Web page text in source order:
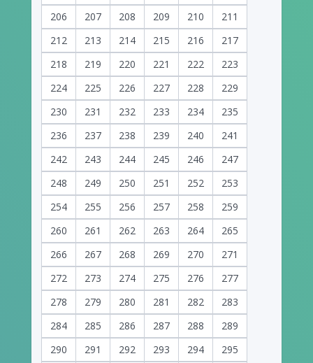
206
207 208 209 210
211
212
213 214 215 216
217
218
219 220 221 222
223
224
225 226 227 228
229
230
231 232 233 234
235
236
237 238 239 240
241
242
243 244 245 246
247
248
249 250 251 252
253
254
255 256 257 258
259
260
261 262 263 264
265
266
267 268 269 270
271
272
273 274 275 276
277
278
279 280 281 282
283
284
285 286 287 288
289
290
291 292 293 294
295